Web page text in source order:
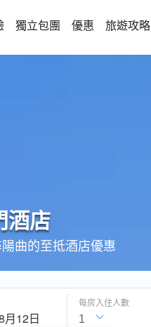
獨立包團 優惠 旅遊攻略
酒店
曲的至抵酒店優惠
月12日
每房入住人數